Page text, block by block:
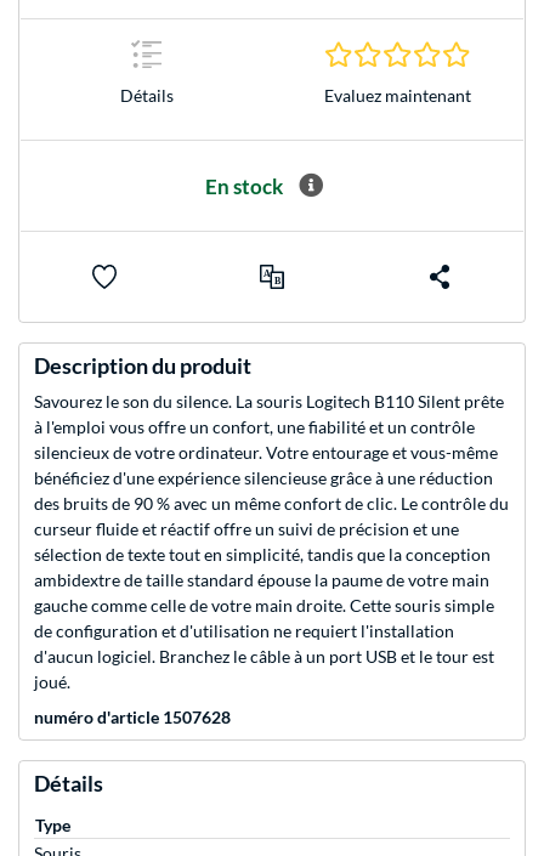
Détails Evaluez maintenant
En stock
Description du produit
Savourez le son du silence. La souris Logitech B110 Silent prête
à l'emploi vous offre un confort, une fiabilité et un contrôle
silencieux de votre ordinateur. Votre entourage et vous-même
bénéficiez d'une expérience silencieuse grâce à une réduction
des bruits de 90 % avec un même confort de clic. Le contrôle du
curseur fluide et réactif offre un suivi de précision et une
sélection de texte tout en simplicité, tandis que la conception
ambidextre de taille standard épouse la paume de votre main
gauche comme celle de votre main droite. Cette souris simple
de configuration et d'utilisation ne requiert l'installation
d'aucun logiciel. Branchez le câble à un port USB et le tour est
joué.
numéro d'article 1507628
Détails
Type